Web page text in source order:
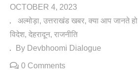
OCTOBER 4, 2023
अल्मोड़ा उत्तराखंड खबर क्या आप जानते हो
विदेश देहरादून राजनीति
By Devbhoomi Dialogue
0 Comments